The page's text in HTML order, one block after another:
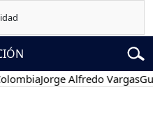
Jorge Alfredo Vargas